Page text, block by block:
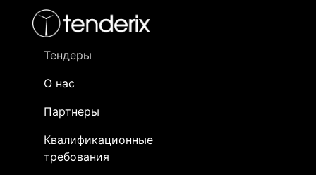
Тендеры
О нас
Партнеры
Квалификационные
требования
- активный лот
- сохраненный лот (не опубликован)
Закупка: Арматура
[Завершен]
Лот №: